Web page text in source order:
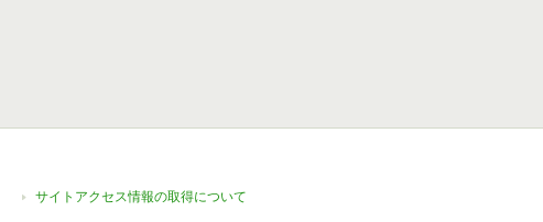
サイトアクセス情報の取得について